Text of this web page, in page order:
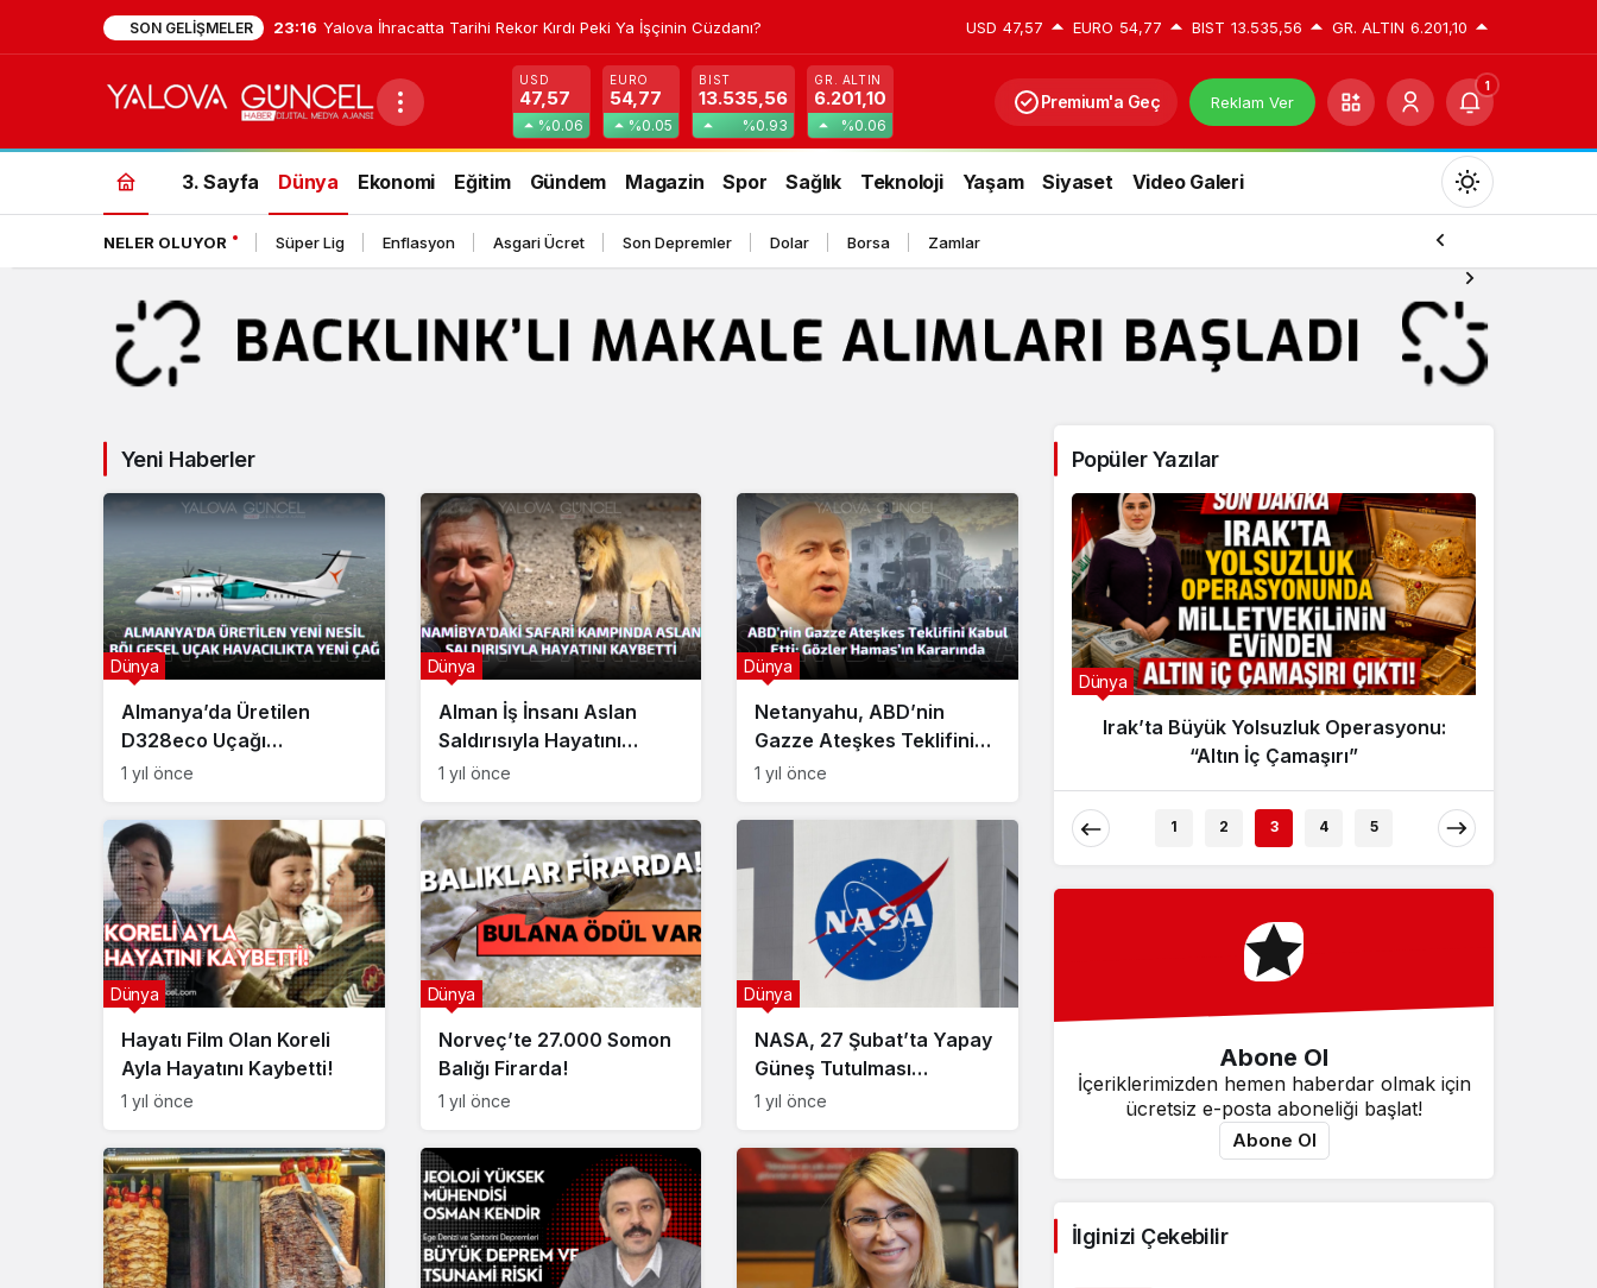
SON GELIŞMELER 23:16 Yalova İhracatta Tarihi Rekor Kırdı Peki Ya İşçinin Cüzdanı? USD 47,57 EURO 54,77 BIST 13.535,56 GR. ALTIN 6.201,10
Dünya
Haberleri
USD
47,57
%0.06
EURO
54,77
%0.05
BIST
13.535,56
%0.93
GR. ALTIN
6.201,10
%0.06
Premium'a Geç Reklam Ver
1
3. Sayfa Dünya Ekonomi Eğitim Gündem Magazin Spor Sağlık Teknoloji Yaşam Siyaset Video Galeri
Mod
değiştir
Gündüz Modu
Gece Modu
Sistem Modu
Sistem modunu seçin.
NELER OLUYOR Süper Lig Enflasyon Asgari Ücret Son Depremler Dolar Borsa Zamlar
Yeni Haberler
Almanya’da Üretilen
D328eco Uçağı
Fabrikadan Çıktı
Dünya
1 yıl önce
Alman İş İnsanı Aslan
Saldırısıyla Hayatını
Kaybetti
Dünya
1 yıl önce
Netanyahu, ABD’nin
Gazze Ateşkes Teklifini
Kabul Etti
Dünya
1 yıl önce
Hayatı Film Olan Koreli
Ayla Hayatını Kaybetti!
Dünya
1 yıl önce
Norveç’te 27.000 Somon
Balığı Firarda!
Dünya
1 yıl önce
NASA, 27 Şubat’ta Yapay
Güneş Tutulması
Gerçekleştirecek
Dünya
1 yıl önce
Popüler Yazılar
Dünya
Esma Esad Rejimin Perde Arkasındaki
Dünya
Paşinyan: “İsrail’in Ermeni Soykırımı’nı
Tanımayacağız”
Dünya
Irak’ta Büyük Yolsuzluk Operasyonu:
“Altın İç Çamaşırı”
1 2 3 4 5
Abone Ol
İçeriklerimizden hemen haberdar olmak için
ücretsiz e-posta aboneliği başlat!
Abone Ol
İlginizi Çekebilir